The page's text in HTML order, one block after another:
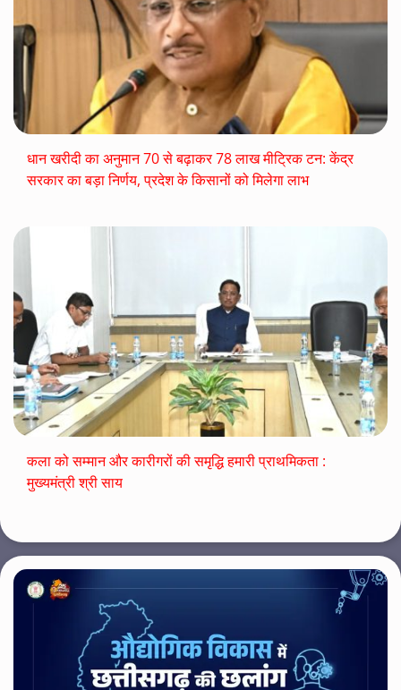
धान खरीदी का अनुमान 70 से बढ़ाकर 78 लाख मीट्रिक टन: केंद्र
सरकार का बड़ा निर्णय, प्रदेश के किसानों को मिलेगा लाभ
कला को सम्मान और कारीगरों की समृद्धि हमारी प्राथमिकता :
मुख्यमंत्री श्री साय